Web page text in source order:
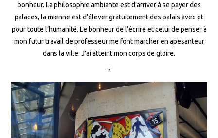
bonheur. La philosophie ambiante est d’arriver à se payer des
palaces, la mienne est d’élever gratuitement des palais avec et
pour toute l’humanité. Le bonheur de l’écrire et celui de penser à
mon futur travail de professeur me font marcher en apesanteur
dans la ville. J’ai atteint mon corps de gloire.
*